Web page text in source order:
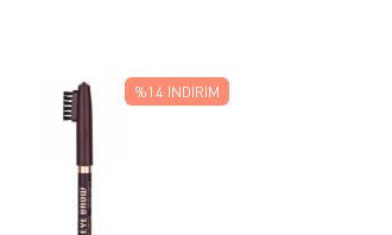
%14 İNDIRIM